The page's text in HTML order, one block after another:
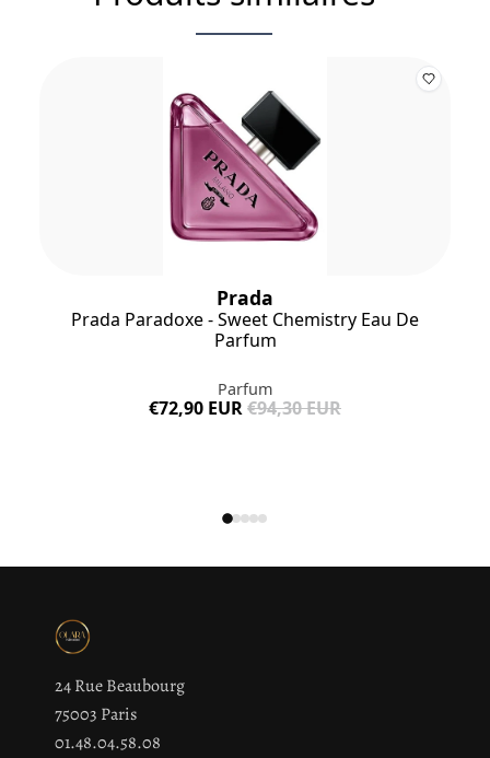
Prada
Prada Paradoxe - Sweet Chemistry Eau De
Parfum
Parfum
€72,90 EUR€94,30 EUR
24 Rue Beaubourg
75003 Paris
01.48.04.58.08